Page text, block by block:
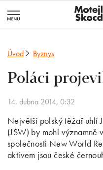
Úvod Byznys
Poláci
14. dubna 2014, 0:32
Největší polský těžař uhlí
(JSW) by mohl významně
společnosti New World
aktivem jsou české